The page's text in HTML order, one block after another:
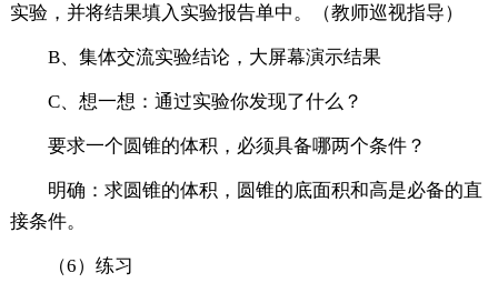
实验，并将结果填入实验报告单中。（教师巡视指导）
B、集体交流实验结论，大屏幕演示结果
C、想一想：通过实验你发现了什么？
要求一个圆锥的体积，必须具备哪两个条件？
明确：求圆锥的体积，圆锥的底面积和高是必备的直
接条件。
（6）练习